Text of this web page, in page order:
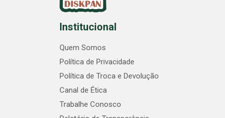
Institucional
Quem Somos
Política de Privacidade
Política de Troca e Devolução
Canal de Ética
Trabalhe Conosco